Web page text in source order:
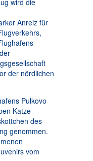
Anreiz für
der nördlichen
Pulkovo
Katze
des
genommen.
vom